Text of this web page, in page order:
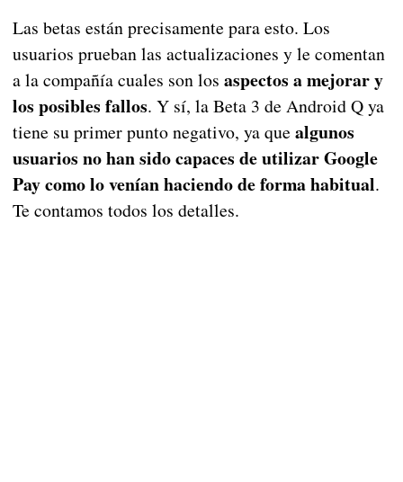
Las betas están precisamente para esto. Los
usuarios prueban las actualizaciones y le comentan
a la compañía cuales son los aspectos a mejorar y
los posibles fallos. Y sí, la Beta 3 de Android Q ya
tiene su primer punto negativo, ya que algunos
usuarios no han sido capaces de utilizar Google
Pay como lo venían haciendo de forma habitual.
Te contamos todos los detalles.